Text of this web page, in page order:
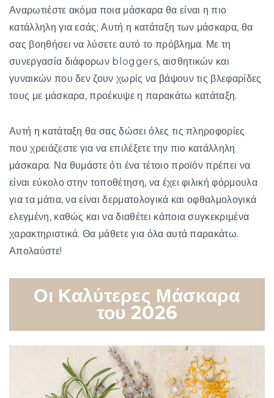
Αναρωτιέστε ακόμα ποια μάσκαρα θα είναι η πιο
κατάλληλη για εσάς; Αυτή η κατάταξη των μάσκαρα, θα
σας βοηθήσει να λύσετε αυτό το πρόβλημα. Με τη
συνεργασία διάφορων bloggers, αισθητικών και
γυναικών που δεν ζουν χωρίς να βάψουν τις βλεφαρίδες
τους με μάσκαρα, προέκυψε η παρακάτω κατάταξη.
Αυτή η κατάταξη θα σας δώσει όλες τις πληροφορίες
που χρειάζεστε για να επιλέξετε την πιο κατάλληλη
μάσκαρα. Να θυμάστε ότι ένα τέτοιο προϊόν πρέπει να
είναι εύκολο στην τοποθέτηση, να έχει φιλική φόρμουλα
για τα μάτια, να είναι δερματολογικά και οφθαλμολογικά
ελεγμένη, καθώς και να διαθέτει κάποια συγκεκριμένα
χαρακτηριστικά. Θα μάθετε για όλα αυτά παρακάτω.
Απολαύστε!
Οι Καλύτερες Μάσκαρα
του 2026